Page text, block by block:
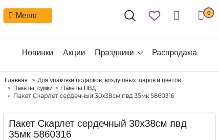
Меню 0
Новинки Акции Праздники Распродажа
Главная
Для упаковки подарков, воздушных шаров и цветов
Пакеты, сумки
Пакеты ПВД
Пакет Скарлет сердечный 30х38см пвд 35мк 5860316
Пакет Скарлет сердечный 30х38см пвд
35мк 5860316